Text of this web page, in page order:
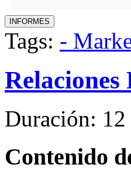
Tags: -
Relaciones
Duración:
Contenido